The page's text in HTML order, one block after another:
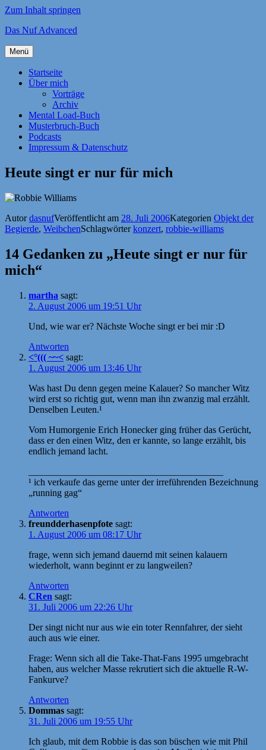
Zum Inhalt springen
Das Nuf Advanced
Menü
Startseite
Über mich
Vorträge
Archiv
Mental Load-Buch
Musterbruch-Buch
Podcasts
Impressum & Datenschutz
Heute singt er nur für mich
AutordasnufVeröffentlicht am 28. Juli 2006Kategorien Objekt der
Begierde, WeibchenSchlagwörterkonzert, robbie-williams
14 Gedanken zu „Heute singt er nur für
mich“
martha sagt:
2. August 2006 um 19:51 Uhr
Und, wie war er? Nächste Woche singt er bei mir :D
Antworten
<°((( ~~< sagt:
1. August 2006 um 13:46 Uhr
Was hast Du denn gegen meine Kalauer? So mancher Witz
wird erst so richtig gut, wenn man ihn zwanzig mal erzählt.
Denselben Leuten.¹
Vom Humorgenie Erich Honecker ging früher das Gerücht,
dass er den einen Witz, den er kannte, so lange erzählt, bis
endlich jemand lacht.
¹ ich verkaufe das gerne unter der irreführenden Bezeichnung
„running gag“
Antworten
freundderhasenpfote sagt:
1. August 2006 um 08:17 Uhr
frage, wenn sich jemand dauernd mit seinen kalauern
wiederholt, wann beginnt er zu langweilen?
Antworten
CRen sagt:
31. Juli 2006 um 22:26 Uhr
Der singt nicht nur aus wie ein toter Rennfahrer, der sieht
auch aus wie einer.
Frage: Wenn sich all die Take-That-Fans 1995 umgebracht
haben, aus welcher Masse rekrutiert sich die aktuelle R-W-
Fankurve?
Antworten
Dommas sagt:
31. Juli 2006 um 19:55 Uhr
Ich glaub, mit dem Robbie is das son büschen wie mit Phil